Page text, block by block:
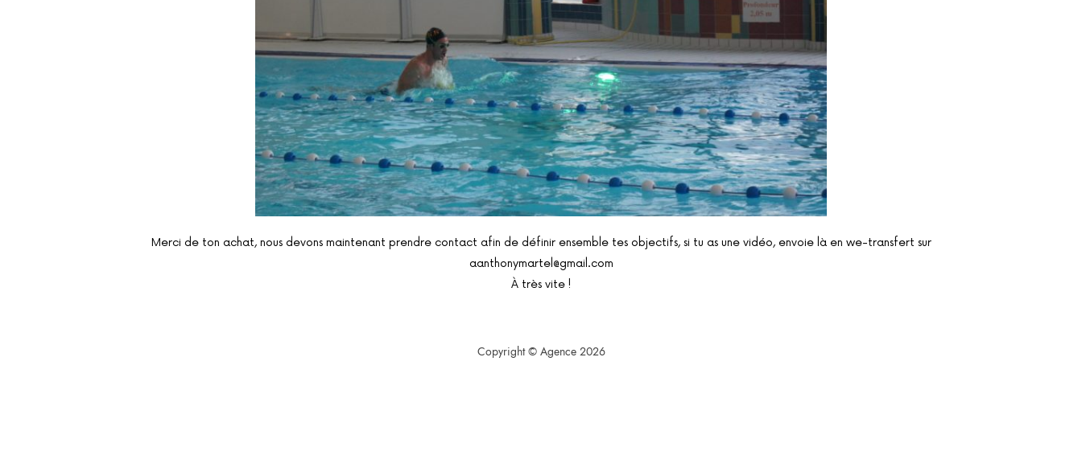
Merci de ton achat, nous devons maintenant prendre contact afin de définir ensemble tes objectifs, si tu as une vidéo, envoie là en we-transfert sur
aanthonymartel@gmail.com
À très vite !
Copyright © Agence 2026